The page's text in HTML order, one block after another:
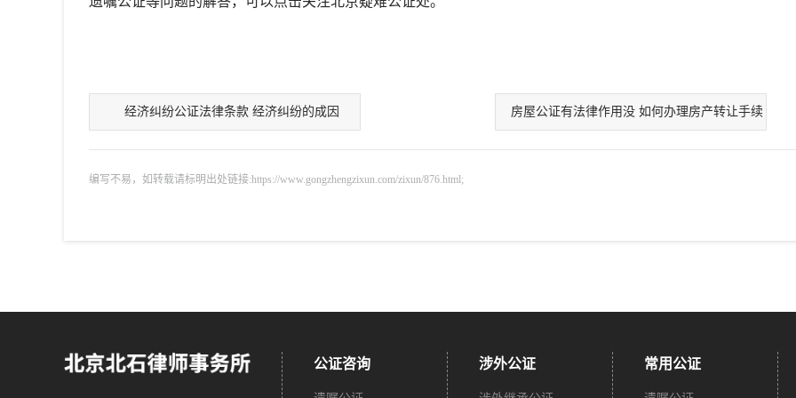
经济纠纷公证法律条款 经济纠纷的成因 房屋公证有法律作用没 如何办理房产转让手续
编写不易，如转载请标明出处链接:https://www.gongzhengzixun.com/zixun/876.html;
公证咨询 涉外公证 常用公证